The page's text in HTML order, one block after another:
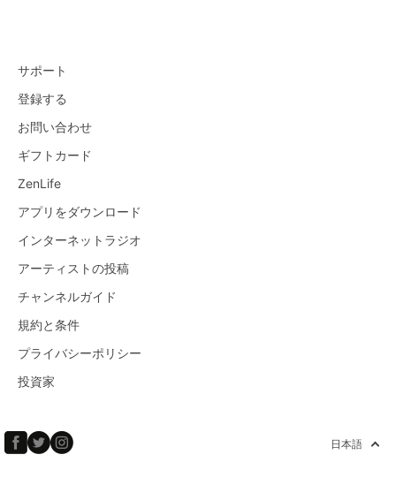
サポート
登録する
お問い合わせ
ギフトカード
ZenLife
アプリをダウンロード
インターネットラジオ
アーティストの投稿
チャンネルガイド
規約と条件
プライバシーポリシー
投資家
日本語